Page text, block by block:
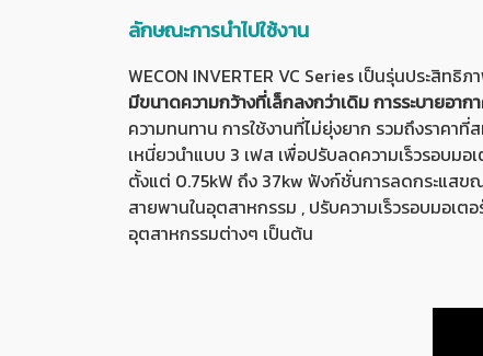
ลักษณะการนำไปใช้งาน
WECON INVERTER VC Series เป็นรุ่นประสิท
มีขนาดความกว้างที่เล็กลงกว่าเดิม การระบายอ
ความทนทาน การใช้งานที่ไม่ยุ่งยาก รวมถึงราคา
เหนี่ยวนำแบบ 3 เฟส เพื่อปรับลดความเร็วรอบม
ตั้งแต่ 0.75kW ถึง 37kw ฟังก์ชั่นการลดกระแสข
สายพานในอุตสาหกรรม , ปรับความเร็วรอบมอเต
อุตสาหกรรมต่างๆ เป็นต้น